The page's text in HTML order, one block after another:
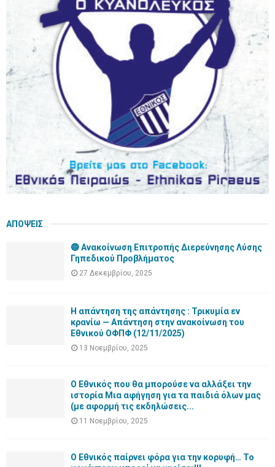
r
R
H
ΑΠΟΨΕΙΣ
🔵 Ανακοίνωση Επιτροπής Διερεύνησης Λύσης
Γηπεδικού Προβλήματος
27 Δεκεμβρίου, 2025
Η απάντηση της απάντησης : Τρικυμία εν
κρανίω — Απάντηση στην ανακοίνωση του
Εθνικού ΟΦΠΦ (12/11/2025)
13 Νοεμβρίου, 2025
Ο Εθνικός που θα μπορούσε να αλλάξει την
ιστορία Μια αφήγηση για τα παιδιά όλων μας
(με αφορμή τις εκδηλώσεις...
11 Νοεμβρίου, 2025
Ο Εθνικός παίρνει φόρα για την κορυφή… Το